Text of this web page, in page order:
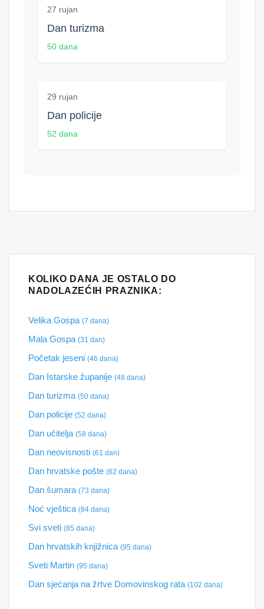
27 rujan
Dan turizma
50 dana
29 rujan
Dan policije
52 dana
KOLIKO DANA JE OSTALO DO
NADOLAZEĆIH PRAZNIKA:
Velika Gospa (7 dana)
Mala Gospa (31 dan)
Početak jeseni (46 dana)
Dan Istarske županije (48 dana)
Dan turizma (50 dana)
Dan policije (52 dana)
Dan učitelja (58 dana)
Dan neovisnosti (61 dan)
Dan hrvatske pošte (62 dana)
Dan šumara (73 dana)
Noć vještica (84 dana)
Svi sveti (85 dana)
Dan hrvatskih knjižnica (95 dana)
Sveti Martin (95 dana)
Dan sjećanja na žrtve Domovinskog rata (102 dana)